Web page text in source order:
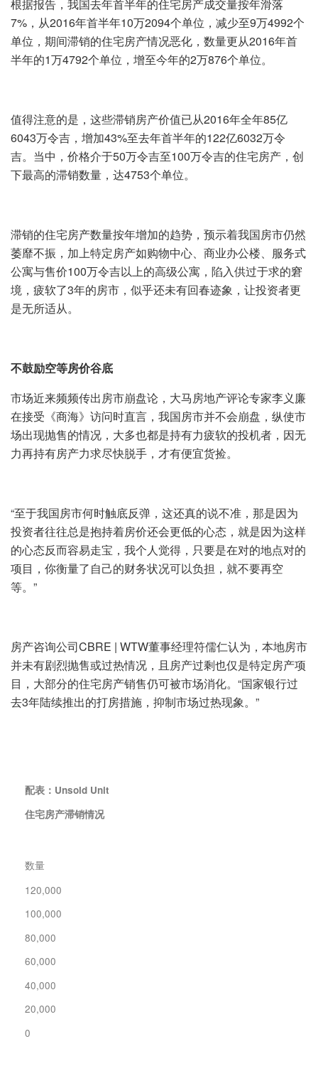
根据报告，我国去年首半年的住宅房产成交量按年滑落
7%，从2016年首半年10万2094个单位，减少至9万4992个
单位，期间滞销的住宅房产情况恶化，数量更从2016年首
半年的1万4792个单位，增至今年的2万876个单位。
值得注意的是，这些滞销房产价值已从2016年全年85亿
6043万令吉，增加43%至去年首半年的122亿6032万令
吉。当中，价格介于50万令吉至100万令吉的住宅房产，创
下最高的滞销数量，达4753个单位。
滞销的住宅房产数量按年增加的趋势，预示着我国房市仍然
萎靡不振，加上特定房产如购物中心、商业办公楼、服务式
公寓与售价100万令吉以上的高级公寓，陷入供过于求的窘
境，疲软了3年的房市，似乎还未有回春迹象，让投资者更
是无所适从。
不鼓励空等房价谷底
市场近来频频传出房市崩盘论，大马房地产评论专家李义廉
在接受《商海》访问时直言，我国房市并不会崩盘，纵使市
场出现抛售的情况，大多也都是持有力疲软的投机者，因无
力再持有房产力求尽快脱手，才有便宜货捡。
“至于我国房市何时触底反弹，这还真的说不准，那是因为
投资者往往总是抱持着房价还会更低的心态，就是因为这样
的心态反而容易走宝，我个人觉得，只要是在对的地点对的
项目，你衡量了自己的财务状况可以负担，就不要再空
等。”
房产咨询公司CBRE | WTW董事经理符儒仁认为，本地房市
并未有剧烈抛售或过热情况，且房产过剩也仅是特定房产项
目，大部分的住宅房产销售仍可被市场消化。“国家银行过
去3年陆续推出的打房措施，抑制市场过热现象。”
配表： Unsold Unit
住宅房产滞销情况
数量
120,000
100,000
80,000
60,000
40,000
20,000
0